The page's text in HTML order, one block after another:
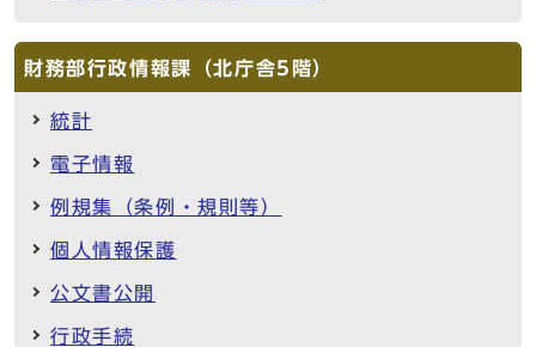
財務部行政情報課（北庁舎5階）
統計
電子情報
例規集（条例・規則等）
個人情報保護
公文書公開
行政手続